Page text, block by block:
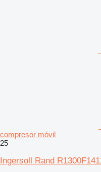
compresor móvil
25
Ingersoll Rand